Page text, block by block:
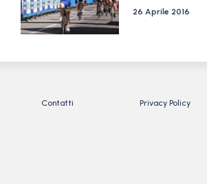
26 Aprile 2016
Contatti Privacy Policy